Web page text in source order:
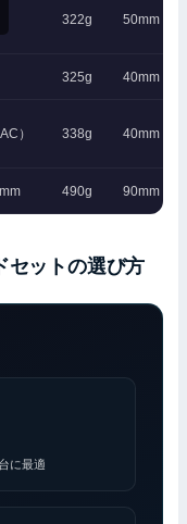
322g 50mm チ
325g 40mm
） 338g 40mm
490g 90mm 平
セットの選び方
に最適